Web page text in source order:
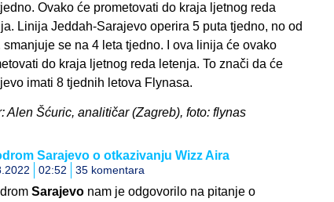
Ovako će prometovati do kraja ljetnog reda
Linija Jeddah-Sarajevo operira 5 puta tjedno, no od
smanjuje se na 4 leta tjedno. I ova linija će ovako
do kraja ljetnog reda letenja. To znači da će
imati 8 tjednih letova Flynasa.
Alen Šćuric, analitičar (Zagreb), foto: flynas
Sarajevo o otkazivanju Wizz Aira
02:52 35 komentara
Sarajevonam je odgovorilo na pitanje o